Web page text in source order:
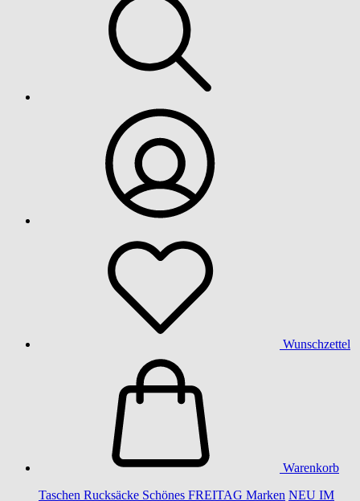
Wunschzettel
Warenkorb
Taschen Rucksäcke Schönes FREITAG Marken NEU IM